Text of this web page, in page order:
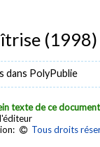
(1998)
dans PolyPublie
texte de ce document
Tous droits